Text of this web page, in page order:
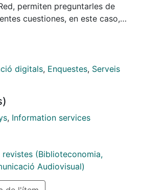
permiten preguntarles de
cuestiones, en este caso,
de noticias de
ha puesto de manifiesto
potencian e
por la información y una mayor
la suscripción a otros servicios
digitals, Enquestes, Serveis
, Information services
(Biblioteconomia,
Audiovisual)